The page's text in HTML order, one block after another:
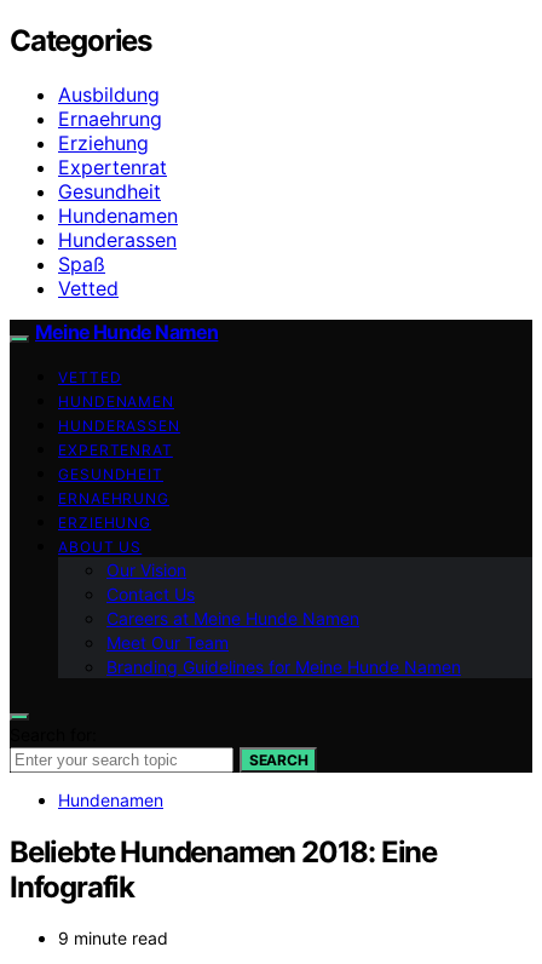
Categories
Ausbildung
Ernaehrung
Erziehung
Expertenrat
Gesundheit
Hundenamen
Hunderassen
Spaß
Vetted
Meine Hunde Namen
VETTED
HUNDENAMEN
HUNDERASSEN
EXPERTENRAT
GESUNDHEIT
ERNAEHRUNG
ERZIEHUNG
ABOUT US
Our Vision
Contact Us
Careers at Meine Hunde Namen
Meet Our Team
Branding Guidelines for Meine Hunde Namen
SEARCH
Hundenamen
Beliebte Hundenamen 2018: Eine
Infografik
9 minute read